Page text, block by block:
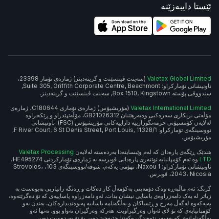
ئێستا دایبەزێنە
Valetax Global Limited
(سەینت ڤینسێنت و گرینەدینز) ژمارەی تۆمار 23398،
ناونیشانی تۆمارکراو: Suite 305, Griffith Corporate Centre, Beachmont,
سندووقی پۆستە Box 1510, Kingstown, سەینت ڤینسێنت و گرینەدینز.
Valetax International Limited
(مۆریشیۆس) ژمارەی تۆماری C180644، ژمارەی
مۆڵەتی بریکاری سەرەکیی وەبەرهێنان GB21026312، مۆڵەتپێدراو و ڕێکخراوە
لەلایەن کۆمسیۆنی خزمەتگوزارییە داراییەکانی مۆریشیۆس (FSC). ناونیشانی
نووسینگەی تۆمارکراو: 1/F River Court, 6 St Denis Street, Port Louis, 11328,
مۆریشیۆس.
هندێک ڕێگەی پارەدان کە لەم وێبسایتەدا بەردەستە لەلایەن Valetax Processing
LTD
وە ئەم کۆمپانیایە نوێنەری پارەدانی قوبرسە بە ژمارەی تۆمارکردنی HE495274،
ناونیشانی تۆمارکراو: Naxou 1، نهۆمی یەکەم، شوقە/نووسینگەی 103، Strovolos،
2043، Nicosia، قوبرس.
گرنگ: ئەم ماڵپەڕە وەک دۆمەینی بەکۆمەڵ کار دەکات و ڕەنگە زانیاریی پەیوەست بە
زیاتر لە یەک دامەزراوەی یاسایی نیشان بدات. ئەو دامەزراوە یاساییەی کە تۆ دەگرێتەوە،
بەیەکەوە لەگەڵ مەرج و ڕێساکان و بەڵگەنامە یاساییە پەیوەندیدارەکان، بەندن بەو
کۆمپانیایەی کە تۆ لای ئەوان وەرگیراویت. هەرکە وەرگیران تەواو بوو، تەنها ئەو